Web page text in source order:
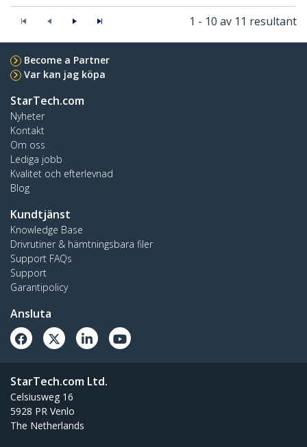
1 - 10 av 11 resultant
Become a Partner
Var kan jag köpa
StarTech.com
Nyheter
Kontakt
Om oss
Lediga jobb
Kvalitet och efterlevnad
Blog
Kundtjänst
Knowledge Base
Drivrutiner & hämtningsbara filer
Support FAQs
Support
Garantipolicy
Ansluta
StarTech.com Ltd.
Celsiusweg 16
5928 PR Venlo
The Netherlands